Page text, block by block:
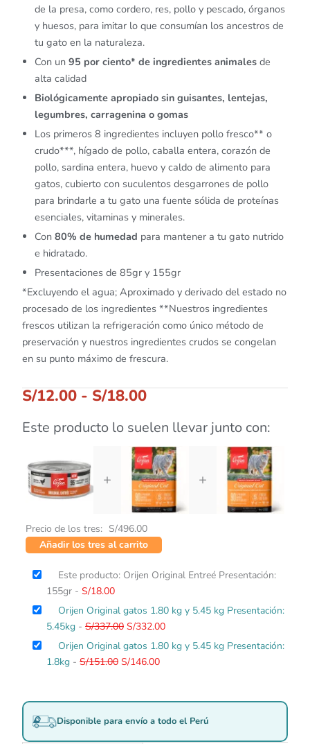
de la presa, como cordero, res, pollo y pescado, órganos
y huesos, para imitar lo que consumían los ancestros de
tu gato en la naturaleza.
Con un 95 por ciento* de ingredientes animales de
alta calidad
Biológicamente apropiado sin guisantes, lentejas,
legumbres, carragenina o gomas
Los primeros 8 ingredientes incluyen pollo fresco** o
crudo***, hígado de pollo, caballa entera, corazón de
pollo, sardina entera, huevo y caldo de alimento para
gatos, cubierto con suculentos desgarrones de pollo
para brindarle a tu gato una fuente sólida de proteínas
esenciales, vitaminas y minerales.
Con 80% de humedad para mantener a tu gato nutrido
e hidratado.
Presentaciones de 85gr y 155gr
*Excluyendo el agua; Aproximado y derivado del estado no
procesado de los ingredientes **Nuestros ingredientes
frescos utilizan la refrigeración como único método de
preservación y nuestros ingredientes crudos se congelan
en su punto máximo de frescura.
S/12.00 - S/18.00
Este producto lo suelen llevar junto con:
+ +
Precio de los tres: S/496.00
Añadir los tres al carrito
Este producto: Orijen Original Entreé Presentación:
155gr - S/18.00
Orijen Original gatos 1.80 kg y 5.45 kg Presentación:
5.45kg - S/337.00
El
precio
original
era:
S/332.00
El
precio
actual
Orijen Original gatos 1.80 kg y 5.45 kg Presentación:
1.8kg - S/151.00
El
precio
S/146.00
El
precio
Disponible para envío a todo el Perú